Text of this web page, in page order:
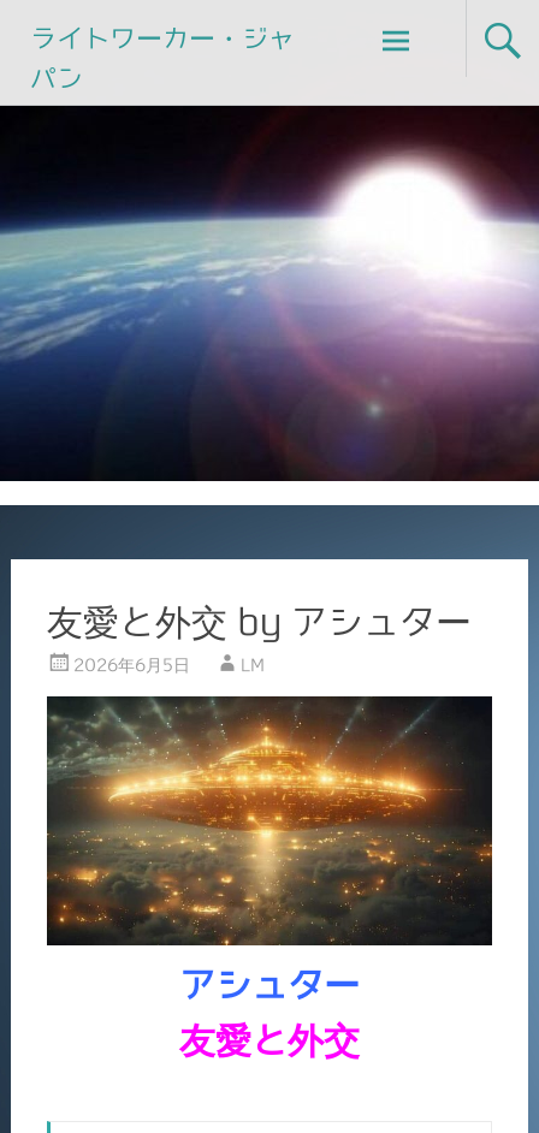
ライトワーカー・ジャ
パン
Skip
to
友愛と外交 by アシュター
2026年6月5日 LM
アシュター
友愛と外交